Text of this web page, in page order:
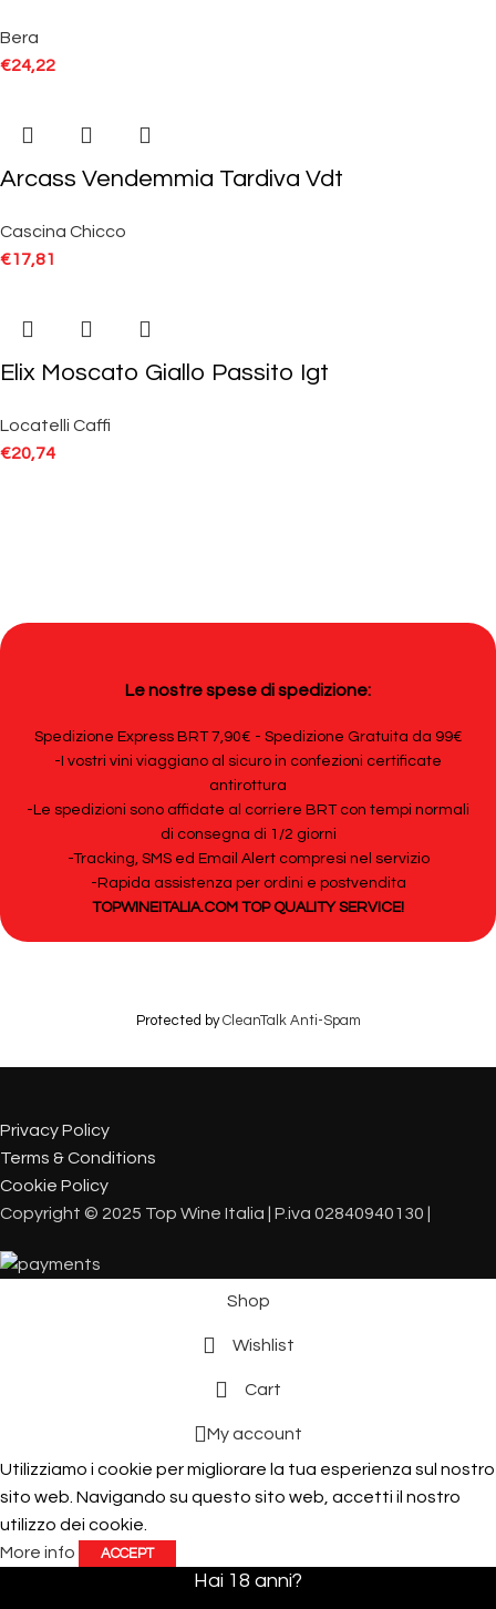
Bera
€24,22
Arcass Vendemmia Tardiva Vdt
Cascina Chicco
€17,81
Elix Moscato Giallo Passito Igt
Locatelli Caffi
€20,74
Le nostre spese di spedizione:
Spedizione Express BRT 7,90€ - Spedizione Gratuita da 99€
-I vostri vini viaggiano al sicuro in confezioni certificate
antirottura
-Le spedizioni sono affidate al corriere BRT con tempi normali
di consegna di 1/2 giorni
-Tracking, SMS ed Email Alert compresi nel servizio
-Rapida assistenza per ordini e postvendita
TOPWINEITALIA.COM TOP QUALITY SERVICE!
Protected byCleanTalk Anti-Spam
Privacy Policy
Terms & Conditions
Cookie Policy
Copyright © 2025 Top Wine Italia | P.iva 02840940130 |
Shop
Wishlist
Cart
My account
Utilizziamo i cookie per migliorare la tua esperienza sul nostro
sito web. Navigando su questo sito web, accetti il ​​nostro
utilizzo dei cookie.
More info
ACCEPT
Hai 18 anni?